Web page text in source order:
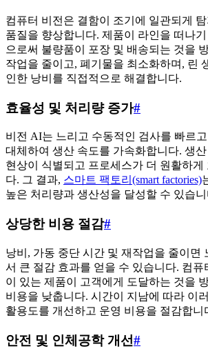
컴퓨터 비전은 결함이 조기에 일관되게
품질을 향상합니다. 제품이 라인을 떠나
으로써 불량품이 포장 및 배송되는 것을
작업을 줄이고, 폐기물을 최소화하며, 린
인한 낭비를 직접적으로 해결합니다.
효율성 및 처리량 증가#
비전 AI는 느리고 수동적인 검사를 빠르
대체하여 생산 속도를 가속화합니다. 생
현상이 식별되고 프로세스가 더 원활하게
다. 그 결과, 스마트 팩토리(smart factories)
높은 처리량과 생산성을 달성할 수 있습니
상당한 비용 절감#
낭비, 가동 중단 시간 및 재작업을 줄이면
서 큰 절감 효과를 얻을 수 있습니다. 컴
이 있는 제품이 고객에게 도달하는 것을
비용을 낮춥니다. 시간이 지남에 따라 이
활용도를 개선하고 운영 비용을 절감합니
안전 및 인체공학 개선#